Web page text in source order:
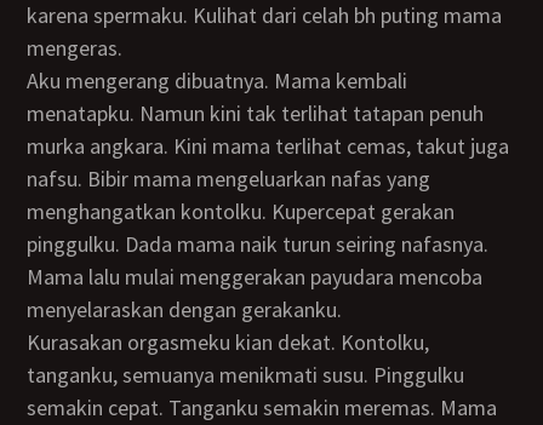
karena spermaku. Kulihat dari celah bh puting mama
mengeras.
Aku mengerang dibuatnya. Mama kembali
menatapku. Namun kini tak terlihat tatapan penuh
murka angkara. Kini mama terlihat cemas, takut juga
nafsu. Bibir mama mengeluarkan nafas yang
menghangatkan kontolku. Kupercepat gerakan
pinggulku. Dada mama naik turun seiring nafasnya.
Mama lalu mulai menggerakan payudara mencoba
menyelaraskan dengan gerakanku.
Kurasakan orgasmeku kian dekat. Kontolku,
tanganku, semuanya menikmati susu. Pinggulku
semakin cepat. Tanganku semakin meremas. Mama